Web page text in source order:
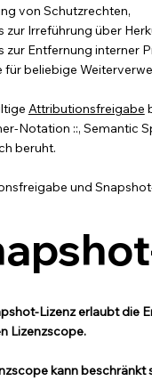
von Schutzrechten,
zur Irreführung über
zur Entfernung interner
für beliebige
Attributionsfreigabe
Notation ::, Semantic
beruht.
und
Lizenz erlaubt die
Lizenzscope.
kann beschränkt